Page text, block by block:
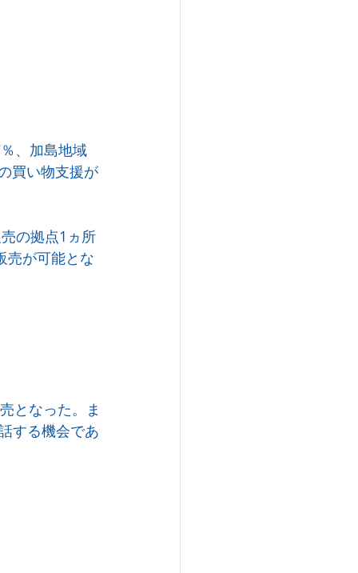
、加島地域
買い物支援が
の拠点1ヵ所
売が可能とな
となった。ま
する機会であ